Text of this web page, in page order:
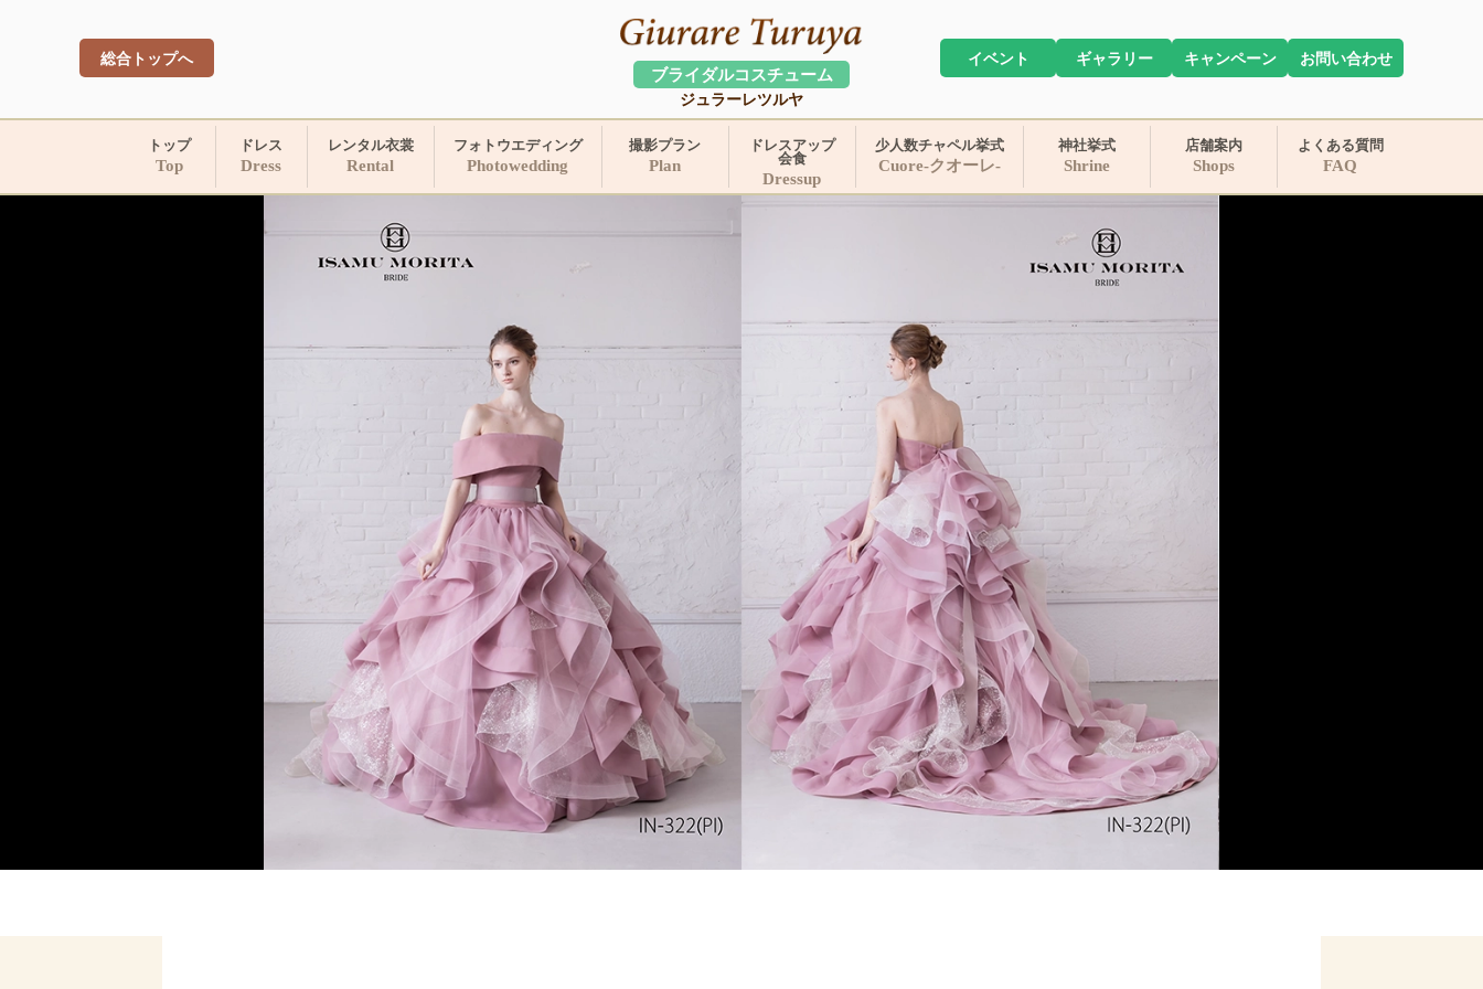
ブライダルコスチューム
ジュラーレツルヤ
総合トップへ イベント ギャラリー キャンペーン お問い合わせ
トップ
Top
ドレス
Dress
レンタル衣裳
Rental
フォトウエディング
Photowedding
撮影プラン
Plan
ドレスアップ
会食
Dressup
少人数チャペル挙式
Cuore-クオーレ-
神社挙式
Shrine
店舗案内
Shops
よくある質問
FAQ